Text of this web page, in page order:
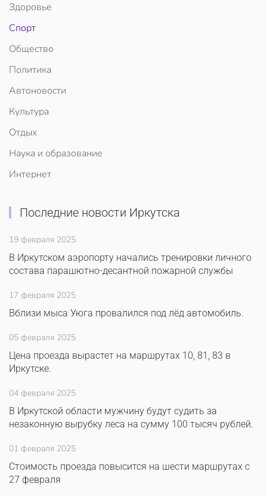
Здоровье
Спорт
Общество
Политика
Автоновости
Культура
Отдых
Наука и образование
Интернет
Последние новости Иркутска
19 февраля 2025
В Иркутском аэропорту начались тренировки личного
состава парашютно-десантной пожарной службы
17 февраля 2025
Вблизи мыса Уюга провалился под лёд автомобиль.
05 февраля 2025
Цена проезда вырастет на маршрутах 10, 81, 83 в
Иркутске.
04 февраля 2025
В Иркутской области мужчину будут судить за
незаконную вырубку леса на сумму 100 тысяч рублей.
01 февраля 2025
Стоимость проезда повысится на шести маршрутах с
27 февраля